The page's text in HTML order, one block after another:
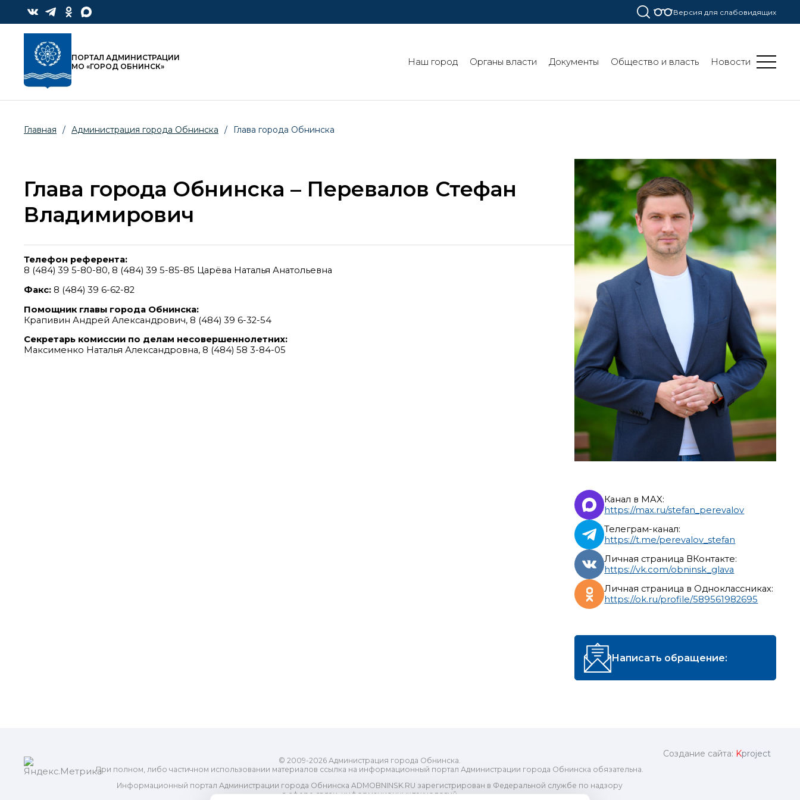
Версия для слабовидящих
ПОРТАЛ АДМИНИСТРАЦИИ
МО «ГОРОД ОБНИНСК»
Наш город Органы власти Документы Общество и власть Новости
Главная / Администрация города Обнинска / Глава города Обнинска
Глава города Обнинска – Перевалов Стефан
Владимирович
Телефон референта:
8 (484) 39 5-80-80, 8 (484) 39 5-85-85 Царёва Наталья Анатольевна
Факс: 8 (484) 39 6-62-82
Помощник главы города Обнинска:
Крапивин Андрей Александрович, 8 (484) 39 6-32-54
Секретарь комиссии по делам несовершеннолетних:
Максименко Наталья Александровна, 8 (484) 58 3-84-05
Канал в MAX:
https://max.ru/stefan_perevalov
Телеграм-канал:
https://t.me/perevalov_stefan
Личная страница ВКонтакте:
https://vk.com/obninsk_glava
Личная страница в Одноклассниках:
https://ok.ru/profile/589561982695
Написать обращение:
© 2009-2026 Администрация города Обнинска.
При полном, либо частичном использовании материалов ссылка на информационный портал Администрации города Обнинска обязательна.
Информационный портал Администрации города Обнинска ADMOBNINSK.RU зарегистрирован в Федеральной службе по надзору
в сфере связи, информационных технологий
Создание сайта: Kproject